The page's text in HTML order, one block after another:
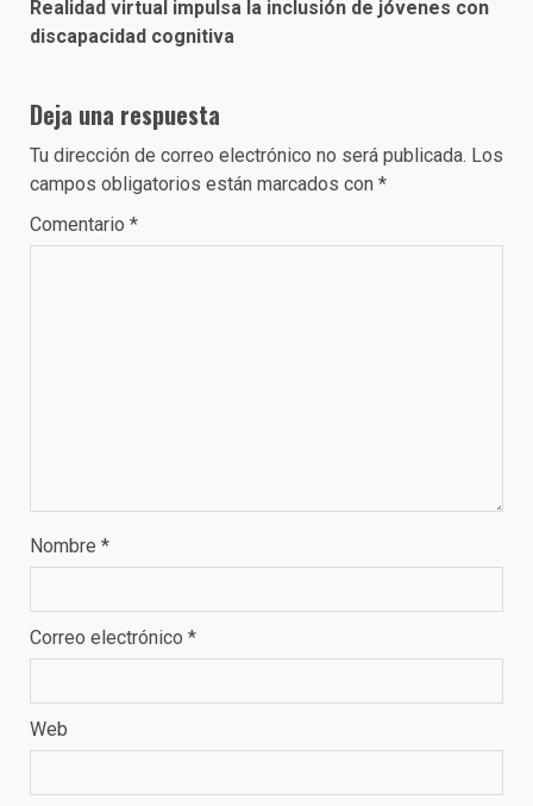
Realidad virtual impulsa la inclusión de jóvenes con
discapacidad cognitiva
Deja una respuesta
Tu dirección de correo electrónico no será publicada. Los
campos obligatorios están marcados con *
Comentario *
Nombre *
Correo electrónico *
Web